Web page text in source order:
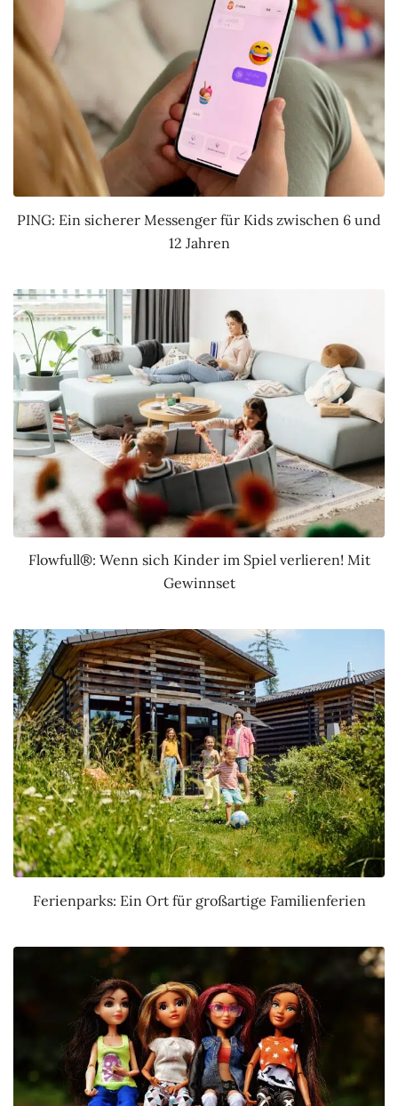
PING: Ein sicherer Messenger für Kids zwischen 6 und
12 Jahren
Flowfull®: Wenn sich Kinder im Spiel verlieren! Mit
Gewinnset
Ferienparks: Ein Ort für großartige Familienferien